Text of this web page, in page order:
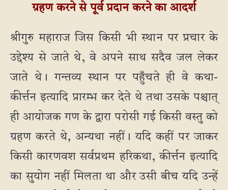
ग्रहण करने से पूर्व प्रदान करने का आदर्श
श्रीगुरु महाराज जिस किसी भी स्थान पर प्रचार के
उद्देश्य से जाते थे, वे अपने साथ सदैव जल लेकर
जाते थे। गन्तव्य स्थान पर पहुँचते ही वे कथा-
कीर्त्तन इत्यादि प्रारम्भ कर देते थे तथा उसके पश्चात्
ही आयोजक गण के द्वारा परोसी गई किसी वस्तु को
ग्रहण करते थे, अन्यथा नहीं। यदि कहीं पर जाकर
किसी कारणवश सर्वप्रथम हरिकथा, कीर्त्तन इत्यादि
का सुयोग नहीं मिलता था और उसी बीच यदि उन्हें